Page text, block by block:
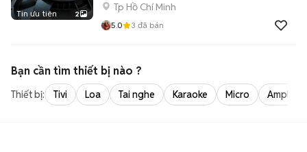
Tin ưu tiên 2
Tp Hồ Chí Minh
5.0 3 đã bán
Bạn cần tìm thiết bị nào ?
Thiết bị: Tivi Loa Tai nghe Karaoke Micro Amply